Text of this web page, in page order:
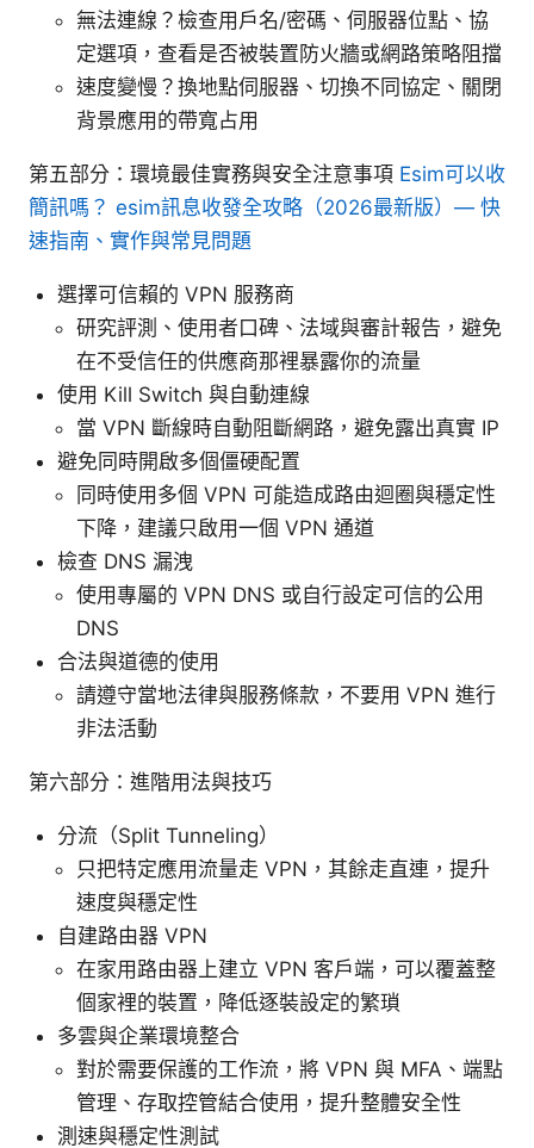
無法連線？檢查用戶名/密碼、伺服器位點、協
定選項，查看是否被裝置防火牆或網路策略阻擋
速度變慢？換地點伺服器、切換不同協定、關閉
背景應用的帶寬占用
第五部分：環境最佳實務與安全注意事項 Esim可以收
簡訊嗎？ esim訊息收發全攻略（2026最新版）— 快
速指南、實作與常見問題
選擇可信賴的 VPN 服務商
研究評測、使用者口碑、法域與審計報告，避免
在不受信任的供應商那裡暴露你的流量
使用 Kill Switch 與自動連線
當 VPN 斷線時自動阻斷網路，避免露出真實 IP
避免同時開啟多個僵硬配置
同時使用多個 VPN 可能造成路由迴圈與穩定性
下降，建議只啟用一個 VPN 通道
檢查 DNS 漏洩
使用專屬的 VPN DNS 或自行設定可信的公用
DNS
合法與道德的使用
請遵守當地法律與服務條款，不要用 VPN 進行
非法活動
第六部分：進階用法與技巧
分流（Split Tunneling）
只把特定應用流量走 VPN，其餘走直連，提升
速度與穩定性
自建路由器 VPN
在家用路由器上建立 VPN 客戶端，可以覆蓋整
個家裡的裝置，降低逐裝設定的繁瑣
多雲與企業環境整合
對於需要保護的工作流，將 VPN 與 MFA、端點
管理、存取控管結合使用，提升整體安全性
測速與穩定性測試